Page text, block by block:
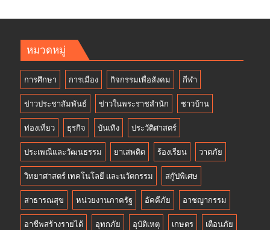
หมวดหมู่
การศึกษา การเมือง กิจกรรมเพื่อสังคม กีฬา
ข่าวประชาสัมพันธ์ ข่าวในพระราชสำนัก ชาวบ้าน
ท่องเที่ยว ธุรกิจ บันเทิง ประวัติศาสตร์
ประเพณีและวัฒนธรรม ยาเสพติด ร้องเรียน วาตภัย
วิทยาศาสตร์ เทคโนโลยี และนวัตกรรม สกู๊ปพิเศษ
สาธารณสุข หน่วยงานภาครัฐ อัคคีภัย อาชญากรรม
อาชีพสร้างรายได้ อุทกภัย อุบัติเหตุ เกษตร เตือนภัย